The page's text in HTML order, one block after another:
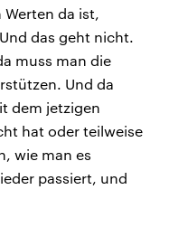
da ist,
das geht nicht.
muss man die
Und da
dem jetzigen
hat oder teilweise
wie man es
passiert, und